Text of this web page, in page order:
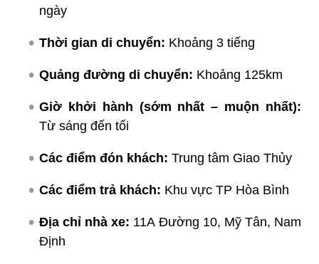
ngày
Thời gian di chuyển: Khoảng 3 tiếng
Quảng đường di chuyển: Khoảng 125km
Giờ khởi hành (sớm nhất – muộn nhất):
Từ sáng đến tối
Các điểm đón khách: Trung tâm Giao Thủy
Các điểm trả khách: Khu vực TP Hòa Bình
Địa chỉ nhà xe: 11A Đường 10, Mỹ Tân, Nam
Định